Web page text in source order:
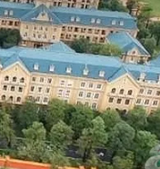
ve üçüncü
olan çerezler bilgi
kılınması ve
açık rızanız
belirleyebilirsiniz.